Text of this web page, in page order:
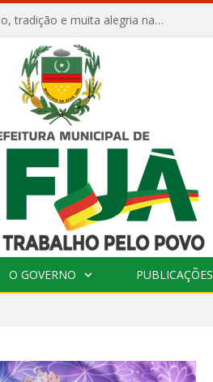
Afuá comemora 136 anos com orgulho, tradição e muita alegria na Quadra Dr. Nelson Salomão
O GOVERNO PUBLICAÇÕES